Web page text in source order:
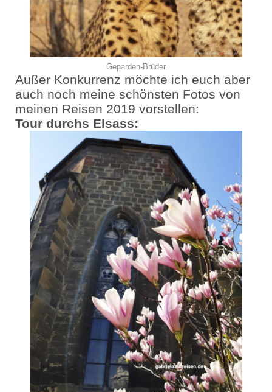
Geparden-Brüder
Außer Konkurrenz möchte ich euch aber
auch noch meine schönsten Fotos von
meinen Reisen 2019 vorstellen:
Tour durchs Elsass: